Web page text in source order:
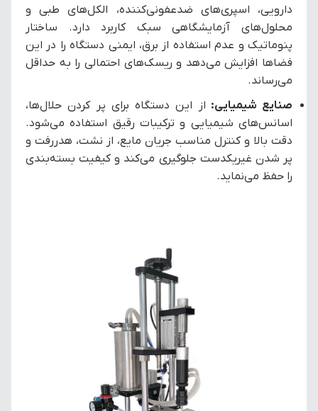
دارویی، اسپری‌های ضدعفونی‌کننده، الکل‌های طبی و
محلول‌های آزمایشگاهی سبک کاربرد دارد. ساختار
پنوماتیک و عدم استفاده از برق، ایمنی دستگاه را در این
فضاها افزایش می‌دهد و ریسک‌های احتمالی را به حداقل
می‌رساند.
صنایع شیمیایی: از این دستگاه برای پر کردن حلال‌ها،
اسانس‌های شیمیایی و ترکیبات رقیق استفاده می‌شود.
دقت بالا و کنترل مناسب جریان مایع، از نشت، هدررفت و
پر شدن غیریکدست جلوگیری می‌کند و کیفیت بسته‌بندی
را حفظ می‌نماید.